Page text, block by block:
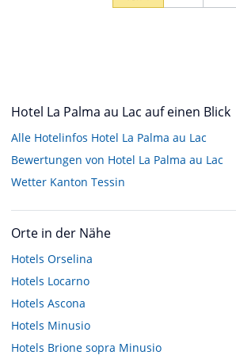
Hotel La Palma au Lac auf einen Blick
Alle Hotelinfos Hotel La Palma au Lac
Bewertungen von Hotel La Palma au Lac
Wetter Kanton Tessin
Orte in der Nähe
Hotels Orselina
Hotels Locarno
Hotels Ascona
Hotels Minusio
Hotels Brione sopra Minusio